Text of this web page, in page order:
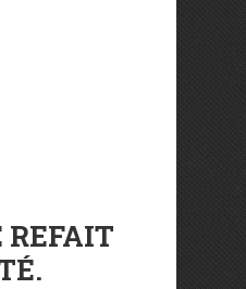
REFAIT